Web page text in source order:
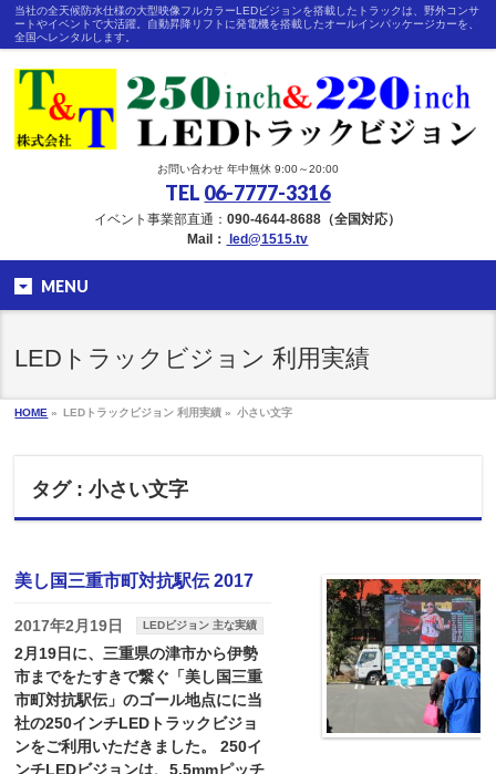
当社の全天候防水仕様の大型映像フルカラーLEDビジョンを搭載したトラックは、野外コンサ
ートやイベントで大活躍。自動昇降リフトに発電機を搭載したオールインパッケージカーを、
全国へレンタルします。
お問い合わせ 年中無休 9:00～20:00
TEL 06-7777-3316
イベント事業部直通：090-4644-8688（全国対応）
Mail：
led@1515.tv
MENU
LEDトラックビジョン 利用実績
HOME » LEDトラックビジョン 利用実績 » 小さい文字
タグ : 小さい文字
美し国三重市町対抗駅伝 2017
2017年2月19日 LEDビジョン 主な実績
2月19日に、三重県の津市から伊勢
市までをたすきで繋ぐ「美し国三重
市町対抗駅伝」のゴール地点にに当
社の250インチLEDトラックビジョ
ンをご利用いただきました。 250イ
ンチLEDビジョンは、5.5mmピッチ